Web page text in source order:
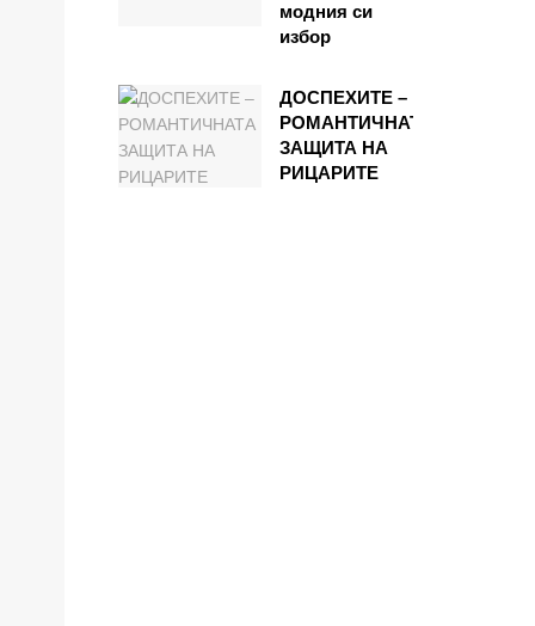
модния си
избор
ДОСПЕХИТЕ –
РОМАНТИЧНАТА
ЗАЩИТА НА
РИЦАРИТЕ